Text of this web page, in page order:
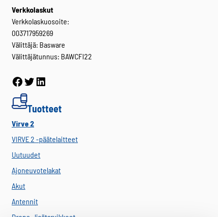
Verkkolaskut
Verkkolaskuosoite:
003717959269
Välittäjä: Basware
Välittäjätunnus: BAWCFI22
Twitter
Tuotteet
Virve 2
VIRVE 2 -päätelaitteet
Uutuudet
Ajoneuvotelakat
Akut
Antennit